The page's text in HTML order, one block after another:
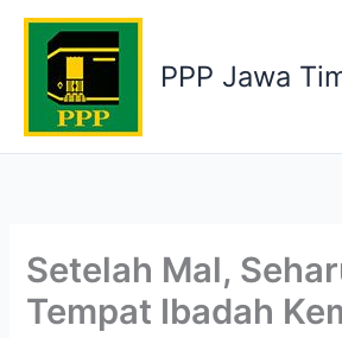
Skip
content
PPP Jawa
Setelah Mal,
Tempat Ibadah